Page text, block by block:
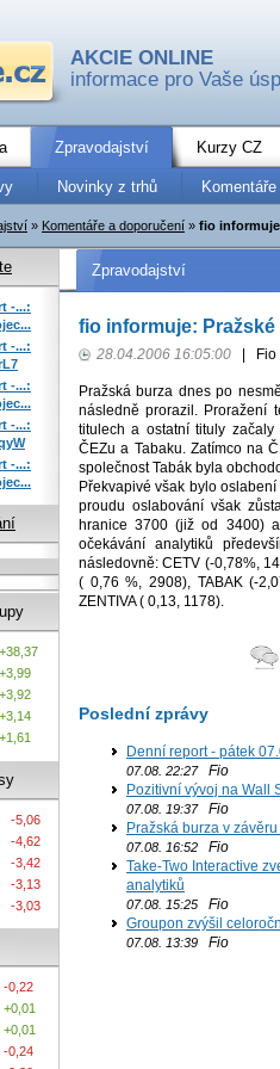
AKCIE ONLINE
informace pro Vaše
Zpravodajství Kurzy CZ
Novinky z trhů
» Komentáře a doporučení » fio
Zpravodajství
fio informuje:
28.04.2006 16:05:00
Pražská burza dnes po
následně prorazil. Proražení
titulech a ostatní tituly začaly
ČEZu a Tabaku. Zatímco na
společnost Tabák byla
Překvapivé však bylo
proudu oslabování však
hranice 3700 (již od 3400)
očekávání analytiků
následovně: CETV (-0,78%,
( 0,76 %, 2908), TABAK (-
ZENTIVA ( 0,13, 1178).
Poslední zprávy
Denní report - pátek
07.08. 22:27Fio
Pozitivní vývoj na Wall
07.08. 19:37Fio
Pražská burza v
07.08. 16:52 Fio
Take-Two Interactive
analytiků
07.08. 15:25 Fio
Groupon zvýšil
07.08. 13:39 Fio
-...:
-...:
-...:
-...:
-...:
+38,37
+3,99
+3,92
+3,14
+1,61
-5,06
-4,62
-3,42
-3,13
-3,03
-0,22
+0,01
+0,01
-0,24